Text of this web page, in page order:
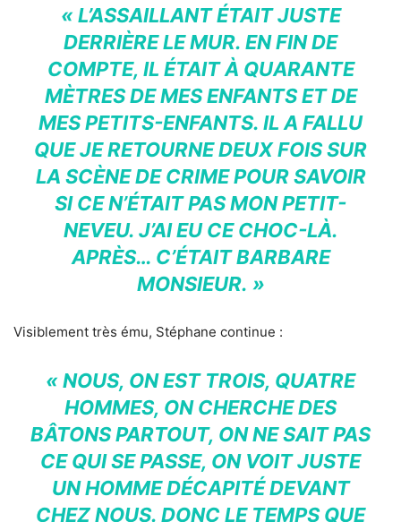
« L’ASSAILLANT ÉTAIT JUSTE
DERRIÈRE LE MUR. EN FIN DE
COMPTE, IL ÉTAIT À QUARANTE
MÈTRES DE MES ENFANTS ET DE
MES PETITS-ENFANTS. IL A FALLU
QUE JE RETOURNE DEUX FOIS SUR
LA SCÈNE DE CRIME POUR SAVOIR
SI CE N’ÉTAIT PAS MON PETIT-
NEVEU. J’AI EU CE CHOC-LÀ.
APRÈS… C’ÉTAIT BARBARE
MONSIEUR. »
Visiblement très ému, Stéphane continue :
« NOUS, ON EST TROIS, QUATRE
HOMMES, ON CHERCHE DES
BÂTONS PARTOUT, ON NE SAIT PAS
CE QUI SE PASSE, ON VOIT JUSTE
UN HOMME DÉCAPITÉ DEVANT
CHEZ NOUS. DONC LE TEMPS QUE